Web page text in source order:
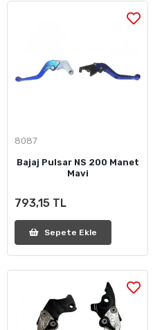
8087
Bajaj Pulsar NS 200 Manet
Mavi
793,15 TL
Sepete Ekle